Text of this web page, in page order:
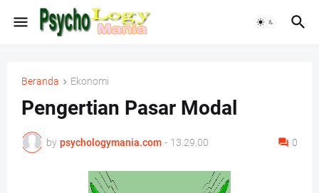
Beranda Ekonomi
Pengertian Pasar Modal
by psychologymania.com - 13.29.00 0